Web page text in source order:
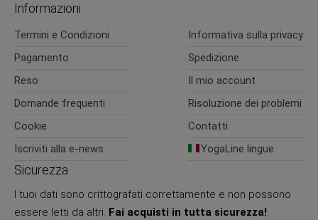
Informazioni
Termini e Condizioni
Informativa sulla privacy
Pagamento
Spedizione
Reso
Il mio account
Domande frequenti
Risoluzione dei problemi
Cookie
Contatti
Iscriviti alla e-news
YogaLine lingue
Sicurezza
I tuoi dati sono crittografati correttamente e non possono
essere letti da altri. Fai acquisti in tutta sicurezza!